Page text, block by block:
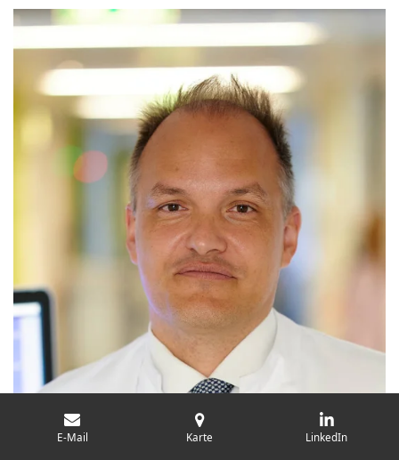
E-Mail Karte LinkedIn